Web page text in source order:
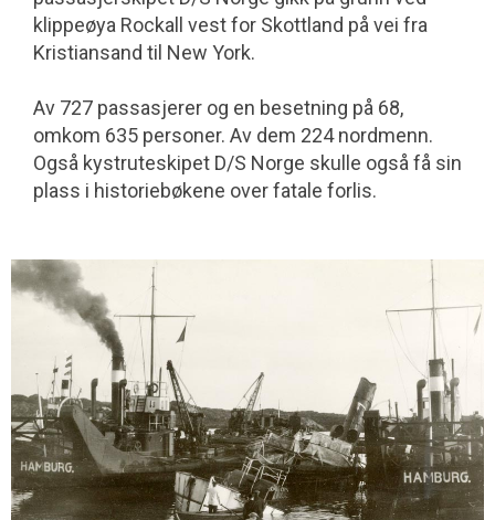
klippeøya Rockall vest for Skottland på vei fra
Kristiansand til New York.
Av 727 passasjerer og en besetning på 68,
omkom 635 personer. Av dem 224 nordmenn.
Også kystruteskipet D/S Norge skulle også få sin
plass i historiebøkene over fatale forlis.